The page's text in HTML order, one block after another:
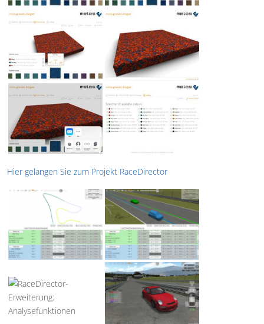
Hier gelangen Sie zum Projekt RaceDirector